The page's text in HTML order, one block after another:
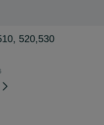
520,530